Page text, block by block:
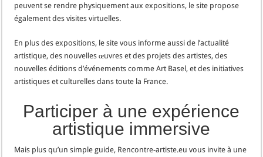
peuvent se rendre physiquement aux expositions, le site propose
également des visites virtuelles.
En plus des expositions, le site vous informe aussi de l’actualité
artistique, des nouvelles œuvres et des projets des artistes, des
nouvelles éditions d’événements comme Art Basel, et des initiatives
artistiques et culturelles dans toute la France.
Participer à une expérience
artistique immersive
Mais plus qu’un simple guide, Rencontre-artiste.eu vous invite à une